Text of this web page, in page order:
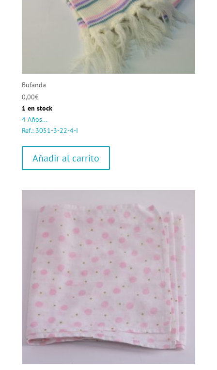
Bufanda
0,00€
1 en stock
4 Años...
Ref.: 3051-3-22-4-I
Añadir al carrito